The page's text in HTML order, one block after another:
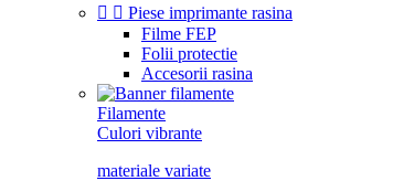
  Piese imprimante rasina
Filme FEP
Folii protectie
Accesorii rasina
Filamente
Culori vibrante
materiale variate